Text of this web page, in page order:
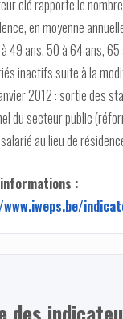
clé rapporte le
en moyenne
49 ans, 50 à 64 ans,
inactifs suite à la
2012 : sortie des
du secteur public
au lieu de
:
des